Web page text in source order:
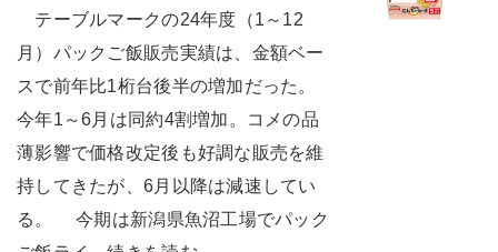
テーブルマークの24年度（1～12
月）パックご飯販売実績は、金額ベー
スで前年比1桁台後半の増加だった。
今年1～6月は同約4割増加。コメの品
薄影響で価格改定後も好調な販売を維
持してきたが、6月以降は減速してい
る。 今期は新潟県魚沼工場でパック